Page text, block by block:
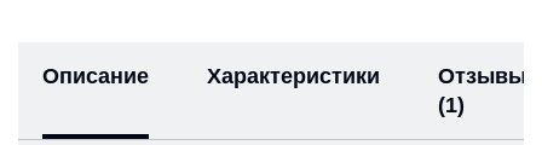
Описание Характеристики
Отзывы
(1)